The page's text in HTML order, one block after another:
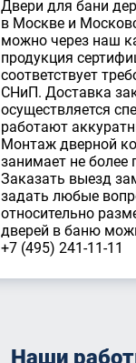
Двери для бани
в Москве и
можно через наш
продукция
соответствует
СНиП. Доставка
осуществляется
работают
Монтаж дверной
занимает не более
Заказать выезд
задать любые
относительно
дверей в баню
+7 (495) 241-11-11
Наши